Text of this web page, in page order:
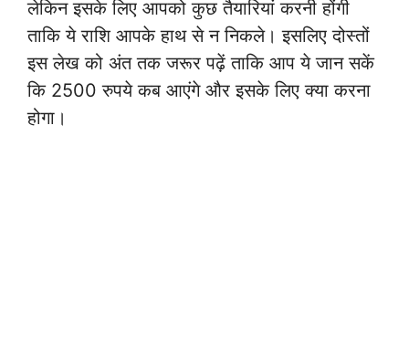
लेकिन इसके लिए आपको कुछ तैयारियां करनी होंगी
ताकि ये राशि आपके हाथ से न निकले। इसलिए दोस्तों
इस लेख को अंत तक जरूर पढ़ें ताकि आप ये जान सकें
कि 2500 रुपये कब आएंगे और इसके लिए क्या करना
होगा।